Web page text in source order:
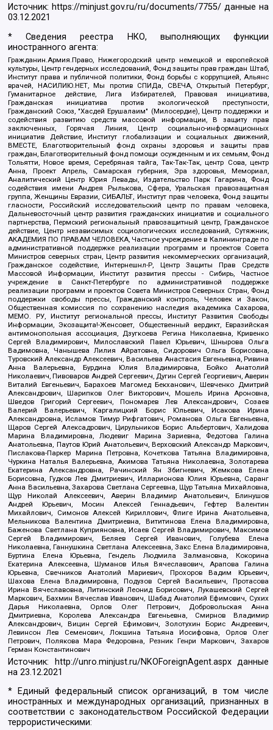
Источник: https://minjust.gov.ru/ru/documents/7755/ данные на
03.12.2021
* Сведения реестра НКО, выполняющих функции
иностранного агента:
Гражданин.Армия.Право, Нижегородский центр немецкой и европейской
культуры, Центр гендерных исследований, Фонд защиты прав граждан Штаб,
Институт права и публичной политики, Фонд борьбы с коррупцией, Альянс
врачей, НАСИЛИЮ.НЕТ, Мы против СПИДа, СВЕЧА, Открытый Петербург,
Гуманитарное действие, Лига Избирателей, Правовая инициатива,
Гражданская инициатива против экологической преступности,
Гражданский Союз, "Хасдей Ерушалаим" (Милосердие), Центр поддержки и
содействия развитию средств массовой информации, В защиту прав
заключенных, Горячая Линия, Центр социально-информационных
инициатив Действие, Институт глобализации и социальных движений,
ВМЕСТЕ, Благотворительный фонд охраны здоровья и защиты прав
граждан, Благотворительный фонд помощи осужденным и их семьям, Фонд
Тольятти, Новое время, Серебряная тайга, Так-Так-Так, центр Сова, центр
Анна, Проект Апрель, Самарская губерния, Эра здоровья, Мемориал,
Аналитический Центр Юрия Левады, Издательство Парк Гагарина, Фонд
содействия имени Андрея Рылькова, Сфера, Уральская правозащитная
группа, Женщины Евразии, СИБАЛЬТ, Институт прав человека, Фонд защиты
гласности, Российский исследовательский центр по правам человека,
Дальневосточный центр развития гражданских инициатив и социального
партнерства, Пермский региональный правозащитный центр, Гражданское
действие, Центр независимых социологических исследований, Сутяжник,
АКАДЕМИЯ ПО ПРАВАМ ЧЕЛОВЕКА, Частное учреждение в Калининграде по
административной поддержке реализации программ и проектов Совета
Министров северных стран, Центр развития некоммерческих организаций,
Гражданское содействие, Интернешнл-Р, Центр Защиты Прав Средств
Массовой Информации, Институт развития прессы - Сибирь, Частное
учреждение в Санкт-Петербурге по административной поддержке
реализации программ и проектов Совета Министров Северных Стран, Фонд
поддержки свободы прессы, Гражданский контроль, Человек и Закон,
Общественная комиссия по сохранению наследия академика Сахарова,
МЕМО. РУ, Институт региональной прессы, Институт Развития Свободы
Информации, Экозащита!-Женсовет, Общественный вердикт, Евразийская
антимонопольная ассоциация, Дзугкоева Регина Николаевна, Кривенко
Сергей Владимирович, Милославский Павел Юрьевич, Шнырова Ольга
Вадимовна, Чанышева Лилия Айратовна, Сидорович Ольга Борисовна,
Туровский Александр Алексеевич, Васильева Анастасия Евгеньевна, Ривина
Анна Валерьевна, Бурдина Юлия Владимировна, Бойко Анатолий
Николаевич, Пивоваров Андрей Сергеевич, Дугин Сергей Георгиевич, Аверин
Виталий Евгеньевич, Барахоев Магомед Бекханович, Шевченко Дмитрий
Александрович, Шарипков Олег Викторович, Мошель Ирина Ароновна,
Шведов Григорий Сергеевич, Пономарев Лев Александрович, Созаев
Валерий Валерьевич, Каргалицкий Борис Юльевич, Исакова Ирина
Александровна, Исламов Тимур Рифгатович, Романова Ольга Евгеньевна,
Щаров Сергей Алексадрович, Цирульников Борис Альбертович, Халидова
Марина Владимировна, Людевиг Марина Зариевна, Федотова Галина
Анатольевна, Паутов Юрий Анатольевич, Верховский Александр Маркович,
Пислакова-Паркер Марина Петровна, Кочеткова Татьяна Владимировна,
Чуркина Наталья Валерьевна, Акимова Татьяна Николаевна, Золотарева
Екатерина Александровна, Рачинский Ян Збигневич, Жемкова Елена
Борисовна, Гудков Лев Дмитриевич, Илларионова Юлия Юрьевна, Саранг
Анна Васильевна, Захарова Светлана Сергеевна, Щур Татьяна Михайловна,
Щур Николай Алексеевич, Аверин Владимир Анатольевич, Блинушов
Андрей Юрьевич, Мосин Алексей Геннадьевич, Гефтер Валентин
Михайлович, Симонов Алексей Кириллович, Флиге Ирина Анатольевна,
Мельникова Валентина Дмитриевна, Вититинова Елена Владимировна,
Баженова Светлана Куприяновна, Исаев Сергей Владимирович, Максимов
Сергей Владимирович, Беляев Сергей Иванович, Голубева Елена
Николаевна, Ганнушкина Светлана Алексеевна, Закс Елена Владимировна,
Буртина Елена Юрьевна, Гендель Людмила Залмановна, Кокорина
Екатерина Алексеевна, Шуманов Илья Вячеславович, Арапова Галина
Юрьевна, Свечников Анатолий Мариевич, Прохоров Вадим Юрьевич,
Шахова Елена Владимировна, Подузов Сергей Васильевич, Протасова
Ирина Вячеславовна, Литинский Леонид Борисович, Лукашевский Сергей
Маркович, Бахмин Вячеслав Иванович, Шабад Анатолий Ефимович, Сухих
Дарья Николаевна, Орлов Олег Петрович, Добровольская Анна
Дмитриевна, Королева Александра Евгеньевна, Смирнов Владимир
Александрович, Вицин Сергей Ефимович, Золотухин Борис Андреевич,
Левинсон Лев Семенович, Локшина Татьяна Иосифовна, Орлов Олег
Петрович, Полякова Мара Федоровна, Резник Генри Маркович, Захаров
Герман Константинович
Источник: http://unro.minjust.ru/NKOForeignAgent.aspxданные
на23.12.2021
* Единый федеральный список организаций, в том числе
иностранных и международных организаций, признанных в
соответствии с законодательством Российской Федерации
террористическими: